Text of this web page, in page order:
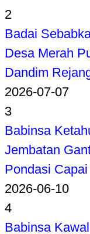
2
Badai
Desa Merah
Dandim
2026-07-07
3
Babinsa
Jembatan
Pondasi
2026-06-10
4
Babinsa